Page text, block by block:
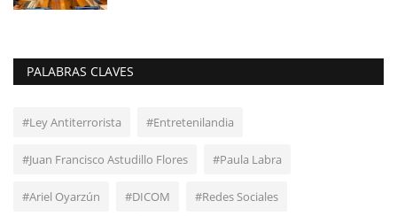
PALABRAS CLAVES
#Ley Antiterrorista #Entretenilandia
#Juan Francisco Astudillo Flores #Paula Labra
#Ariel Oyarzún #DICOM #Redes Sociales